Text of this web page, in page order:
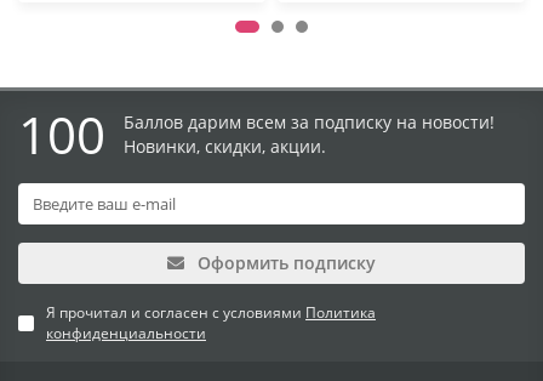
100
Баллов дарим всем за подписку на новости!
Новинки, скидки, акции.
Оформить подписку
Я прочитал и согласен с условиями Политика
конфиденциальности